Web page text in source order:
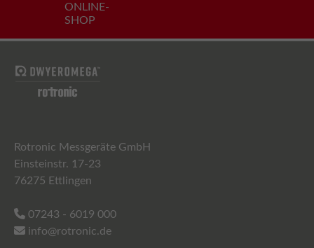
ONLINE-
SHOP
Rotronic Messgeräte GmbH
Einsteinstr. 17-23
76275 Ettlingen
07243 - 6019 000
info@rotronic.de